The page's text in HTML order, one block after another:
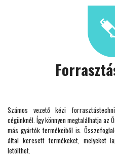
Számos vezető kézi
cégünknél. Így könnyen megtalálhatja az
más gyártók termékeiből is.
által keresett termékeket, melyeket
letölthet.